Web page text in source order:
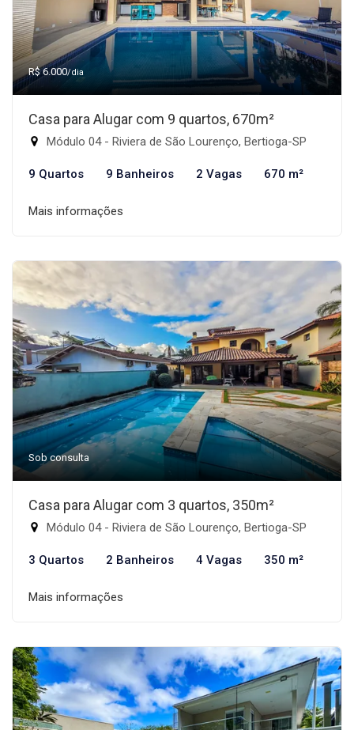
R$ 6.000/dia
Casa para Alugar com 9 quartos, 670m²
Módulo 04 - Riviera de São Lourenço, Bertioga-SP
9 Quartos 9 Banheiros 2 Vagas 670 m²
Mais informações
Sob consulta
Casa para Alugar com 3 quartos, 350m²
Módulo 04 - Riviera de São Lourenço, Bertioga-SP
3 Quartos 2 Banheiros 4 Vagas 350 m²
Mais informações